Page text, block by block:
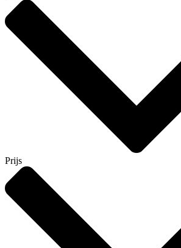
Prijs